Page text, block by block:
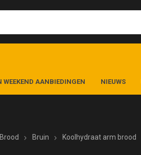
WEEKEND AANBIEDINGEN NIEUWS
Brood Bruin Koolhydraat arm brood